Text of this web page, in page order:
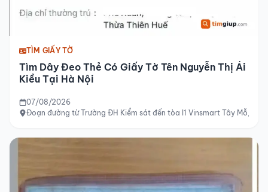
TÌM GIẤY TỜ
Tìm Dây Đeo Thẻ Có Giấy Tờ Tên Nguyễn Thị Ái
Kiều Tại Hà Nội
07/08/2026
Đoạn đường từ Trường ĐH Kiểm sát đến tòa I1 Vinsmart Tây Mỗ, Hà